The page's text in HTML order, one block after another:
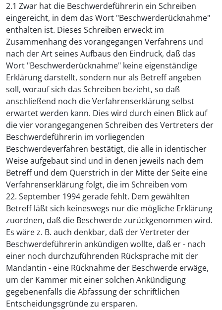
2.1 Zwar hat die Beschwerdeführerin ein Schreiben
eingereicht, in dem das Wort "Beschwerderücknahme"
enthalten ist. Dieses Schreiben erweckt im
Zusammenhang des vorangegangen Verfahrens und
nach der Art seines Aufbaus den Eindruck, daß das
Wort "Beschwerderücknahme" keine eigenständige
Erklärung darstellt, sondern nur als Betreff angeben
soll, worauf sich das Schreiben bezieht, so daß
anschließend noch die Verfahrenserklärung selbst
erwartet werden kann. Dies wird durch einen Blick auf
die vier vorangegangenen Schreiben des Vertreters der
Beschwerdeführerin im vorliegenden
Beschwerdeverfahren bestätigt, die alle in identischer
Weise aufgebaut sind und in denen jeweils nach dem
Betreff und dem Querstrich in der Mitte der Seite eine
Verfahrenserklärung folgt, die im Schreiben vom
22. September 1994 gerade fehlt. Dem gewählten
Betreff läßt sich keineswegs nur die mögliche Erklärung
zuordnen, daß die Beschwerde zurückgenommen wird.
Es wäre z. B. auch denkbar, daß der Vertreter der
Beschwerdeführerin ankündigen wollte, daß er - nach
einer noch durchzuführenden Rücksprache mit der
Mandantin - eine Rücknahme der Beschwerde erwäge,
um der Kammer mit einer solchen Ankündigung
gegebenenfalls die Abfassung der schriftlichen
Entscheidungsgründe zu ersparen.